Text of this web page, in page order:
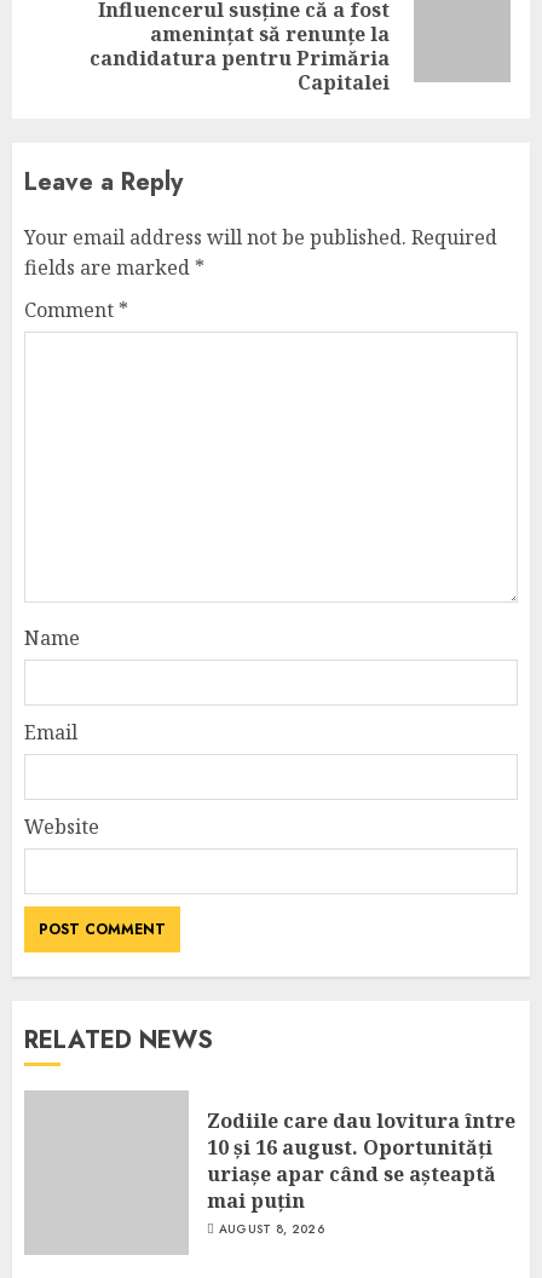
Influencerul susține că a fost
amenințat să renunțe la
candidatura pentru Primăria
Capitalei
Leave a Reply
Your email address will not be published. Required
fields are marked *
Comment *
Name
Email
Website
RELATED NEWS
Zodiile care dau lovitura între
10 și 16 august. Oportunități
uriașe apar când se așteaptă
mai puțin
AUGUST 8, 2026